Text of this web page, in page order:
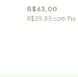
R$63,00
R$59,85 com Pix